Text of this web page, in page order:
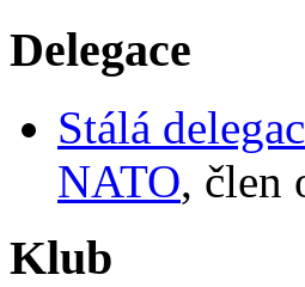
Delegace
Stálá
NATO, člen
Klub